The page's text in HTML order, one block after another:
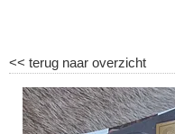
<< terug naar overzicht